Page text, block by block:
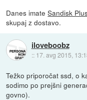
Danes imateSandisk
skupaj z dostavo.
iloveboobz
:: 17. avg 2015,
Težko priporočat ssd, o
sodimo po prejšni
govno).